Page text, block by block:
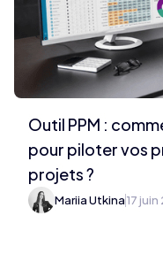
Outil PPM :
pour piloter vos
projets ?
Mariia Utkina17 juin